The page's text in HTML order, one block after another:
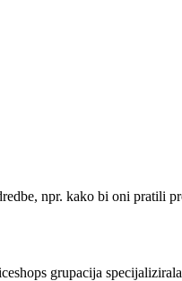
npr. kako bi oni pratili
grupacija